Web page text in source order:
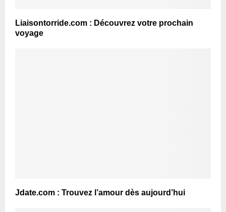
Liaisontorride.com : Découvrez votre prochain
voyage
Jdate.com : Trouvez l’amour dès aujourd’hui